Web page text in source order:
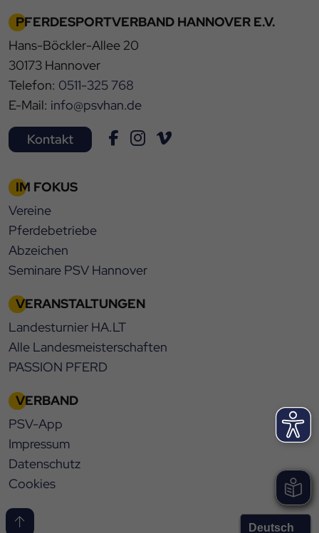
PFERDESPORTVERBAND HANNOVER E.V.
Hans-Böckler-Allee 20
30173 Hannover
Telefon: 0511-325 768
E-Mail: info@psvhan.de
Kontakt
IM FOKUS
Vereine
Pferdebetriebe
Abzeichen
Seminare PSV Hannover
VERANSTALTUNGEN
Landesturnier HA.LT
Alle Landesmeisterschaften
PASSION PFERD
VERBAND
PSV-App
Impressum
Datenschutz
Cookies